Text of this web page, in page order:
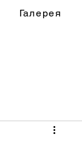
Галерея